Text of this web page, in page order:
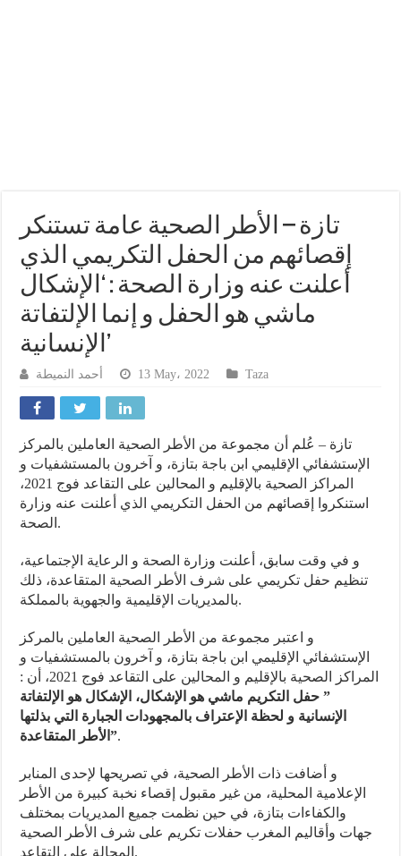
تازة – الأطر الصحية عامة تستنكر
إقصائهم من الحفل التكريمي الذي
أعلنت عنه وزارة الصحة : ‘الإشكال
ماشي هو الحفل و إنما الإلتفاتة
الإنسانية’
أحمد النميطة 13 May، 2022 Taza
تازة – عُلم أن مجموعة من الأطر الصحية العاملين بالمركز
الإستشفائي الإقليمي ابن باجة بتازة، و آخرون بالمستشفيات و
المراكز الصحية بالإقليم و المحالين على التقاعد فوج 2021،
استنكروا إقصائهم من الحفل التكريمي الذي أعلنت عنه وزارة
الصحة.
و في وقت سابق، أعلنت وزارة الصحة و الرعاية الإجتماعية،
تنظيم حفل تكريمي على شرف الأطر الصحية المتقاعدة، ذلك
بالمديريات الإقليمية والجهوية بالمملكة.
و اعتبر مجموعة من الأطر الصحية العاملين بالمركز
الإستشفائي الإقليمي ابن باجة بتازة، و آخرون بالمستشفيات و
المراكز الصحية بالإقليم و المحالين على التقاعد فوج 2021، أن :
” حفل التكريم ماشي هو الإشكال، الإشكال هو الإلتفاتة
الإنسانية و لحظة الإعتراف بالمجهودات الجبارة التي بذلتها
الأطر المتقاعدة”.
و أضافت ذات الأطر الصحية، في تصريحها لإحدى المنابر
الإعلامية المحلية، من غير مقبول إقصاء نخبة كبيرة من الأطر
والكفاءات بتازة، في حين نظمت جميع المديريات بمختلف
جهات وأقاليم المغرب حفلات تكريم على شرف الأطر الصحية
المحالة على التقاعد.